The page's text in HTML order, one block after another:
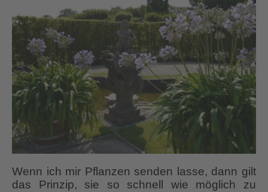
Wenn ich mir Pflanzen senden lasse, dann gilt
das Prinzip, sie so schnell wie möglich zu